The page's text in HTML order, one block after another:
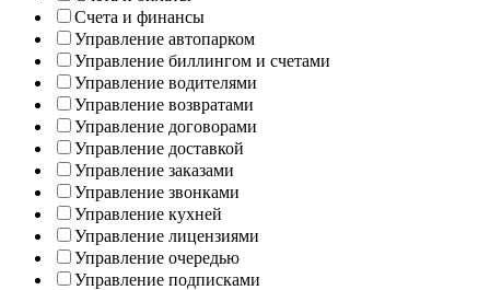
Счета и финансы
Управление автопарком
Управление биллингом и счетами
Управление водителями
Управление возвратами
Управление договорами
Управление доставкой
Управление заказами
Управление звонками
Управление кухней
Управление лицензиями
Управление очередью
Управление подписками